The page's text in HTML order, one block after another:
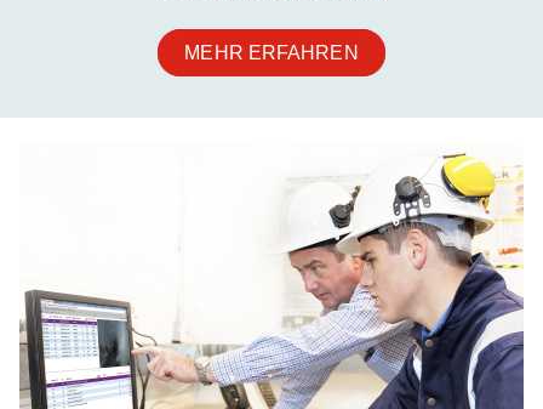
MEHR ERFAHREN